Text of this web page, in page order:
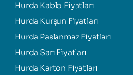
Hurda Kablo Fiyatları
Hurda Kurşun Fiyatları
Hurda Paslanmaz Fiyatları
Hurda Sarı Fiyatları
Hurda Karton Fiyatları